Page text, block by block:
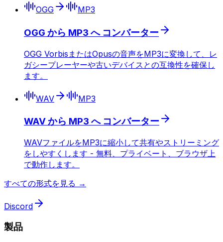
OGG MP3
OGG から MP3 へ コンバーター
OGG VorbisまたはOpusの音声をMP3に変換して、レ
ガシープレーヤーや古いデバイスとの互換性を確保し
ます。
WAV MP3
WAV から MP3 へ コンバーター
WAVファイルをMP3に縮小して共有やストリーミング
をしやすくします - 無料、プライベート、ブラウザ上
で動作します。
すべての形式を見る →
Discord
製品